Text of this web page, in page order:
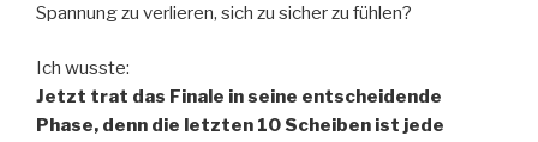
Spannung zu verlieren, sich zu sicher zu fühlen?
Ich wusste:
Jetzt trat das Finale in seine entscheidende
Phase, denn die letzten 10 Scheiben ist jede